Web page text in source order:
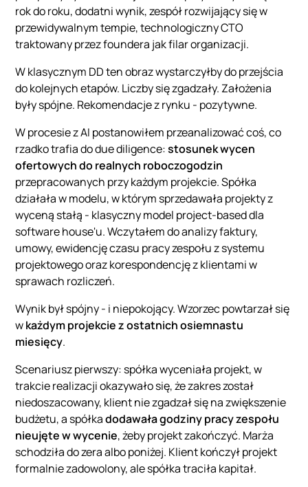
rok do roku, dodatni wynik, zespół rozwijający się w
przewidywalnym tempie, technologiczny CTO
traktowany przez foundera jak filar organizacji.
W klasycznym DD ten obraz wystarczyłby do przejścia
do kolejnych etapów. Liczby się zgadzały. Założenia
były spójne. Rekomendacje z rynku - pozytywne.
W procesie z AI postanowiłem przeanalizować coś, co
rzadko trafia do due diligence:stosunek wycen
ofertowych do realnych roboczogodzin
przepracowanych przy każdym projekcie. Spółka
działała w modelu, w którym sprzedawała projekty z
wyceną stałą - klasyczny model project-based dla
software house'u. Wczytałem do analizy faktury,
umowy, ewidencję czasu pracy zespołu z systemu
projektowego oraz korespondencję z klientami w
sprawach rozliczeń.
Wynik był spójny - i niepokojący. Wzorzec powtarzał się
wkażdym projekcie z ostatnich osiemnastu
miesięcy.
Scenariusz pierwszy: spółka wyceniała projekt, w
trakcie realizacji okazywało się, że zakres został
niedoszacowany, klient nie zgadzał się na zwiększenie
budżetu, a spółkadodawała godziny pracy zespołu
nieujęte w wycenie, żeby projekt zakończyć. Marża
schodziła do zera albo poniżej. Klient kończył projekt
formalnie zadowolony, ale spółka traciła kapitał.